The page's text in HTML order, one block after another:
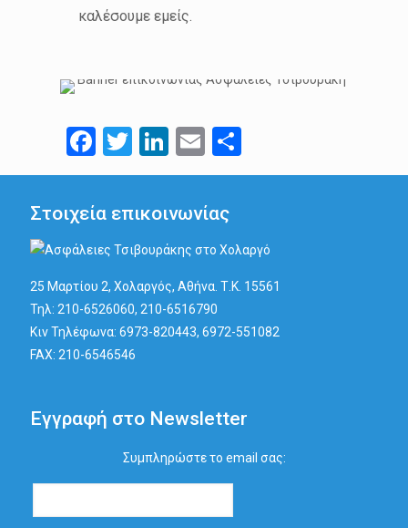
καλέσουμε εμείς.
Facebook
Twitter
LinkedIn
Email
Στοιχεία επικοινωνίας
25 Μαρτίου 2, Χολαργός, Αθήνα. Τ.K. 15561
Τηλ: 210-6526060, 210-6516790
Κιν Τηλέφωνα: 6973-820443, 6972-551082
FAX: 210-6546546
Εγγραφή στο Newsletter
Συμπληρώστε το email σας: